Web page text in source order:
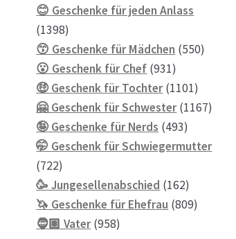
Produkte
😊 Geschenke für jeden Anlass
13981398
Produkte
😙 Geschenke für Mädchen 550550
😮 Geschenk für Chef 931931
Produkte
🤑 Geschenk für Tochter 11011101
Produkte
🤗 Geschenk für Schwester 11671167
🤪 Geschenke für Nerds 493493
Produkte
🤭 Geschenk für Schwiegermutter
722722
Produkte
🥳 Jungesellenabschied 162162
Produkte
🦄 Geschenke für Ehefrau 809809
🧔🏽 Vater 958958